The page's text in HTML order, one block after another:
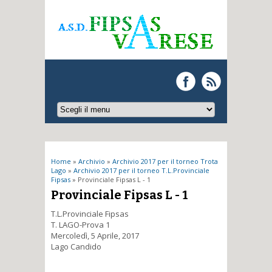
Tu sei qui
Home » Archivio » Archivio 2017 per il torneo Trota
Lago » Archivio 2017 per il torneo T.L.Provinciale
Fipsas » Provinciale Fipsas L - 1
Provinciale Fipsas L - 1
T.L.Provinciale Fipsas
T. LAGO-Prova 1
Mercoledì, 5 Aprile, 2017
Lago Candido